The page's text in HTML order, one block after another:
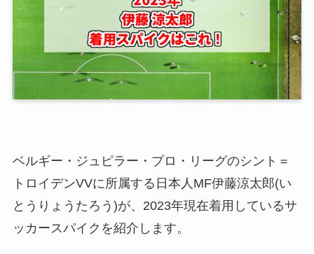
ベルギー・ジュピラー・プロ・リーグのシント＝
トロイデンVVに所属する日本人MF伊藤涼太郎(い
とうりょうたろう)が、2023年現在着用しているサ
ッカースパイクを紹介します。